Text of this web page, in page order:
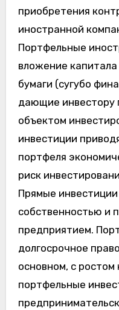
приобретения
иностранной
Портфельные
вложение
бумаги (сугубо
дающие инвестору
объектом
инвестиции
портфеля
риск
Прямые
собственностью и
предприятием.
долгосрочное
основном, с
портфельные